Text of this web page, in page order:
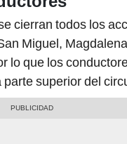
cierran todos los
Miguel,
lo que los
superior del